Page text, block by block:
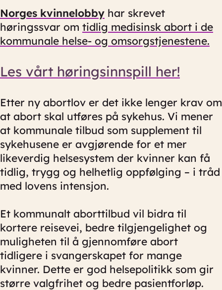
Norges kvinnelobby har skrevet
høringssvar om tidlig medisinsk abort i de
kommunale helse- og omsorgstjenestene.
Les vårt høringsinnspill her!
Etter ny abortlov er det ikke lenger krav om
at abort skal utføres på sykehus. Vi mener
at kommunale tilbud som supplement til
sykehusene er avgjørende for et mer
likeverdig helsesystem der kvinner kan få
tidlig, trygg og helhetlig oppfølging – i tråd
med lovens intensjon.
Et kommunalt aborttilbud vil bidra til
kortere reisevei, bedre tilgjengelighet og
muligheten til å gjennomføre abort
tidligere i svangerskapet for mange
kvinner. Dette er god helsepolitikk som gir
større valgfrihet og bedre pasientforløp.